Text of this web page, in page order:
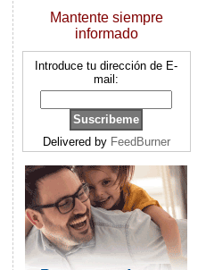
Mantente siempre
informado
Introduce tu dirección de E-
mail:
Delivered by FeedBurner